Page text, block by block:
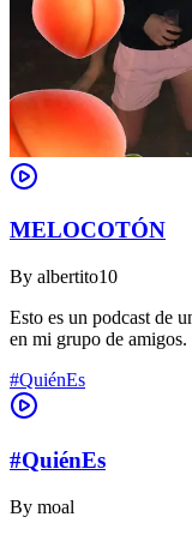
MELOCOTÓN
By albertito10
Esto es un podcast de
en mi grupo de amigos.
#QuiénEs
#QuiénEs
By moal